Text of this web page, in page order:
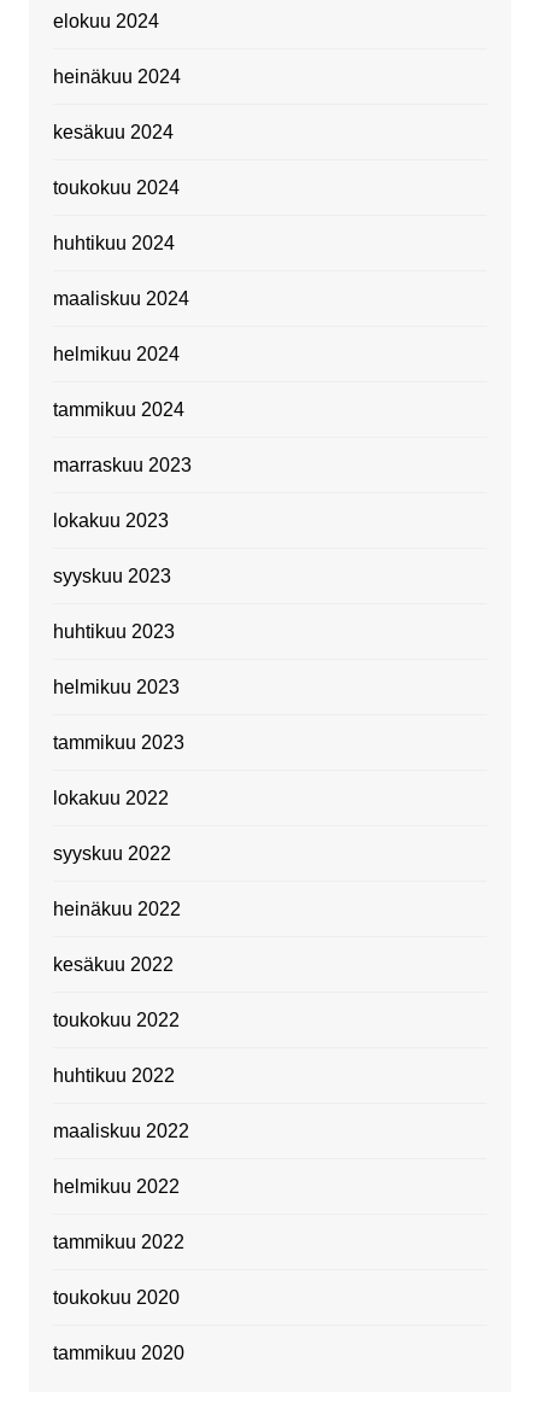
elokuu 2024
heinäkuu 2024
kesäkuu 2024
toukokuu 2024
huhtikuu 2024
maaliskuu 2024
helmikuu 2024
tammikuu 2024
marraskuu 2023
lokakuu 2023
syyskuu 2023
huhtikuu 2023
helmikuu 2023
tammikuu 2023
lokakuu 2022
syyskuu 2022
heinäkuu 2022
kesäkuu 2022
toukokuu 2022
huhtikuu 2022
maaliskuu 2022
helmikuu 2022
tammikuu 2022
toukokuu 2020
tammikuu 2020